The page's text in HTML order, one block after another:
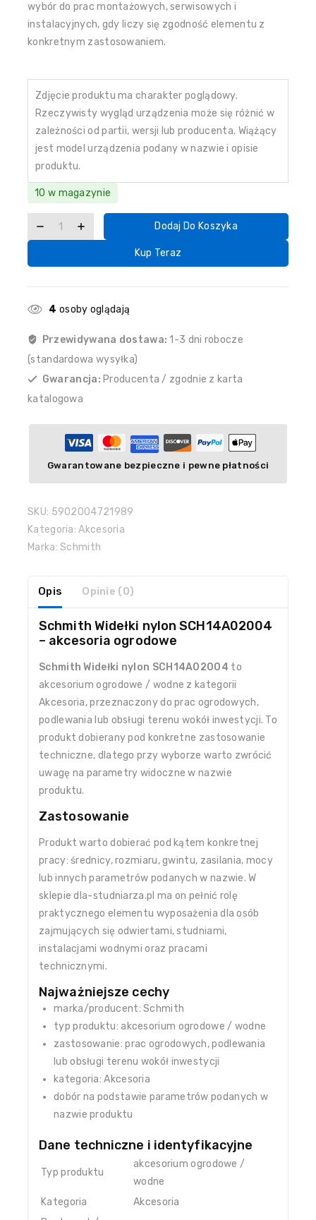
wybór do prac montażowych, serwisowych i
instalacyjnych, gdy liczy się zgodność elementu z
konkretnym zastosowaniem.
Zdjęcie produktu ma charakter poglądowy.
Rzeczywisty wygląd urządzenia może się różnić w
zależności od partii, wersji lub producenta. Wiążący
jest model urządzenia podany w nazwie i opisie
produktu.
10 w magazynie
Dodaj Do Koszyka
Kup Teraz
4 osoby oglądają
Przewidywana dostawa: 1-3 dni robocze
(standardowa wysyłka)
Gwarancja: Producenta / zgodnie z karta
katalogowa
Gwarantowane bezpieczne i pewne płatności
SKU: 5902004721989
Kategoria:Akcesoria
Marka:Schmith
Opis Opinie (0)
Schmith Widełki nylon SCH14A02004
– akcesoria ogrodowe
Schmith Widełki nylon SCH14A02004 to
akcesorium ogrodowe / wodne z kategorii
Akcesoria, przeznaczony do prac ogrodowych,
podlewania lub obsługi terenu wokół inwestycji. To
produkt dobierany pod konkretne zastosowanie
techniczne, dlatego przy wyborze warto zwrócić
uwagę na parametry widoczne w nazwie
produktu.
Zastosowanie
Produkt warto dobierać pod kątem konkretnej
pracy: średnicy, rozmiaru, gwintu, zasilania, mocy
lub innych parametrów podanych w nazwie. W
sklepie dla-studniarza.pl ma on pełnić rolę
praktycznego elementu wyposażenia dla osób
zajmujących się odwiertami, studniami,
instalacjami wodnymi oraz pracami
technicznymi.
Najważniejsze cechy
marka/producent: Schmith
typ produktu: akcesorium ogrodowe / wodne
zastosowanie: prac ogrodowych, podlewania
lub obsługi terenu wokół inwestycji
kategoria: Akcesoria
dobór na podstawie parametrów podanych w
nazwie produktu
Dane techniczne i identyfikacyjne
Typ produktu
akcesorium ogrodowe /
wodne
Kategoria
Akcesoria